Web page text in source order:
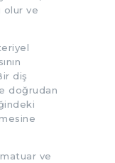
olur ve
diş
doğrudan
ve